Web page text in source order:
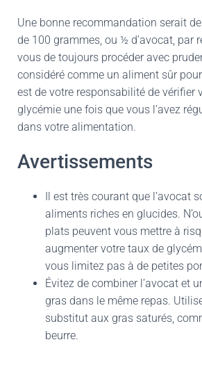
Une bonne recommandation serait
de 100 grammes, ou ½ d’avocat, par
vous de toujours procéder avec
considéré comme un aliment sûr
est de votre responsabilité de vérifier
glycémie une fois que vous l’avez
dans votre alimentation.
Avertissements
Il est très courant que l’avocat
aliments riches en glucides.
plats peuvent vous mettre à
augmenter votre taux de
vous limitez pas à de petites
Évitez de combiner l’avocat et
gras dans le même repas.
substitut aux gras saturés,
beurre.